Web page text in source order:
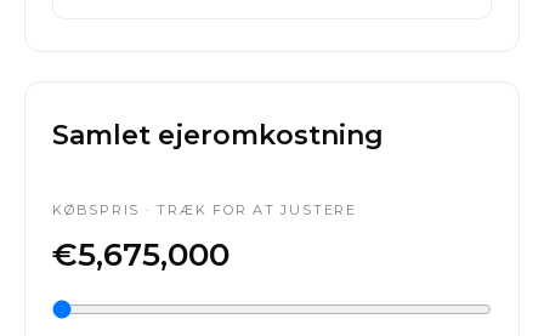
Samlet ejeromkostning
KØBSPRIS · TRÆK FOR AT JUSTERE
€5,675,000